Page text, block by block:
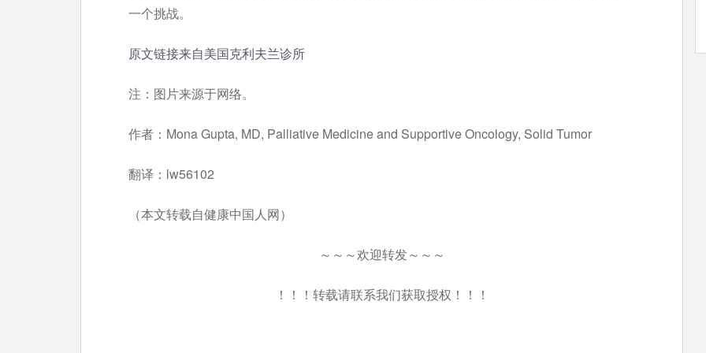
一个挑战。
原文链接来自美国克利夫兰诊所
注：图片来源于网络。
作者：Mona Gupta, MD, Palliative Medicine and Supportive Oncology, Solid Tumor
翻译：lw56102
（本文转载自健康中国人网）
～～～欢迎转发～～～
！！！转载请联系我们获取授权！！！